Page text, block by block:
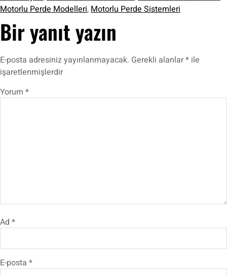
Motorlu Perde Modelleri,Motorlu Perde Sistemleri
Bir yanıt yazın
E-posta adresiniz yayınlanmayacak. Gerekli alanlar* ile
işaretlenmişlerdir
Yorum *
Ad *
E-posta *